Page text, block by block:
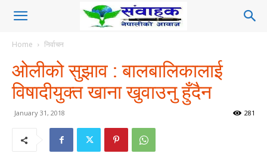
Home निर्वाचन
ओलीको सुझाव : बालबालिकालाई
विषादीयुक्त खाना खुवाउनु हुँदैन
January 31, 2018 281